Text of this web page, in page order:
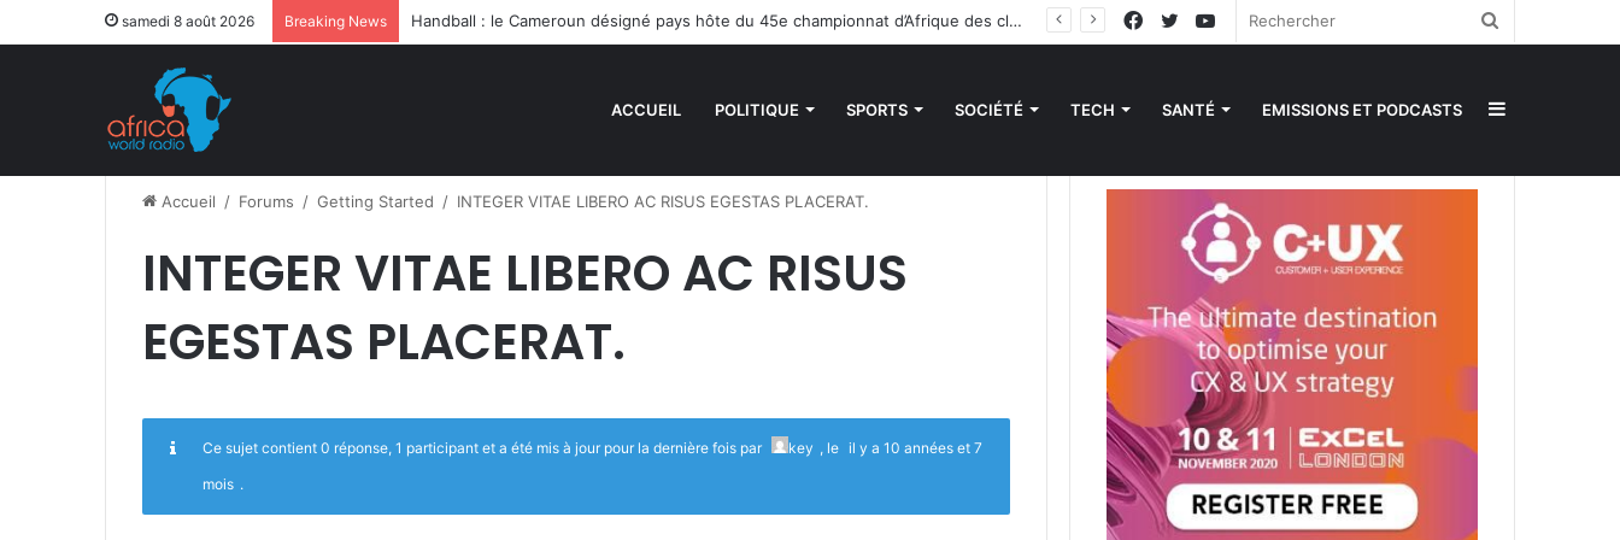
samedi 8 août 2026 Breaking News Handball : le Cameroun désigné pays hôte du 45e championnat d’Afrique des clubs champions YouTube
Twitter
Facebook
ACCUEIL POLITIQUE SPORTS SOCIÉTÉ TECH SANTÉ EMISSIONS ET PODCASTS
Accueil / Forums / Getting Started / INTEGER VITAE LIBERO AC RISUS EGESTAS PLACERAT.
INTEGER VITAE LIBERO AC RISUS
EGESTAS PLACERAT.
Ce sujet contient 0 réponse, 1 participant et a été mis à jour pour la dernière fois par key , le il y a 10 années et 7
mois .